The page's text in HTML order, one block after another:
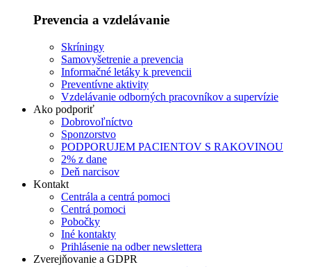
Prevencia a vzdelávanie
Skríningy
Samovyšetrenie a prevencia
Informačné letáky k prevencii
Preventívne aktivity
Vzdelávanie odborných pracovníkov a supervízie
Ako podporiť
Dobrovoľníctvo
Sponzorstvo
PODPORUJEM PACIENTOV S RAKOVINOU
2% z dane
Deň narcisov
Kontakt
Centrála a centrá pomoci
Centrá pomoci
Pobočky
Iné kontakty
Prihlásenie na odber newslettera
Zverejňovanie a GDPR